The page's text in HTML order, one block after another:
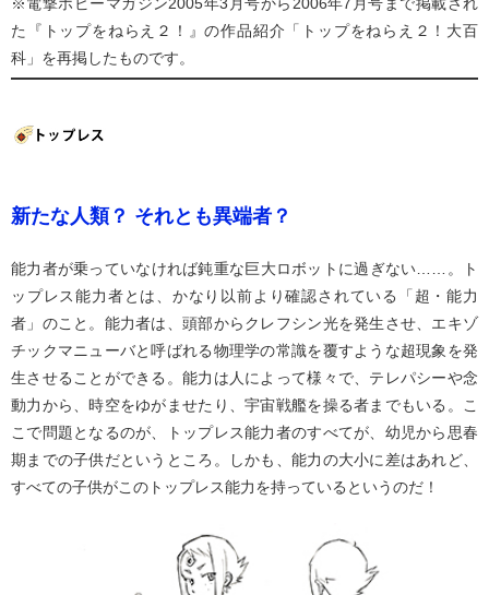
た『トップをねらえ２！』の作品紹介「トップをねらえ２！大百
科」を再掲したものです。
新たな人類？ それとも異端者？
能力者が乗っていなければ鈍重な巨大ロボットに過ぎない……。ト
ップレス能力者とは、かなり以前より確認されている「超・能力
者」のこと。能力者は、頭部からクレフシン光を発生させ、エキゾ
チックマニューバと呼ばれる物理学の常識を覆すような超現象を発
生させることができる。能力は人によって様々で、テレパシーや念
動力から、時空をゆがませたり、宇宙戦艦を操る者までもいる。こ
こで問題となるのが、トップレス能力者のすべてが、幼児から思春
期までの子供だというところ。しかも、能力の大小に差はあれど、
すべての子供がこのトップレス能力を持っているというのだ！